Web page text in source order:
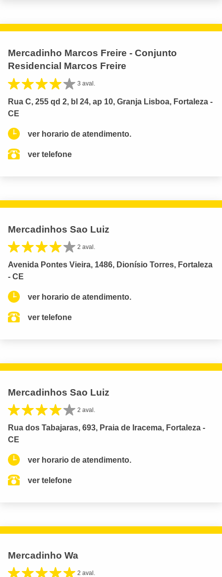
Mercadinho Marcos Freire - Conjunto
Residencial Marcos Freire
3 aval.
Rua C, 255 qd 2, bl 24, ap 10, Granja Lisboa, Fortaleza -
CE
ver horario de atendimento.
ver telefone
Mercadinhos Sao Luiz
2 aval.
Avenida Pontes Vieira, 1486, Dionísio Torres, Fortaleza
- CE
ver horario de atendimento.
ver telefone
Mercadinhos Sao Luiz
2 aval.
Rua dos Tabajaras, 693, Praia de Iracema, Fortaleza -
CE
ver horario de atendimento.
ver telefone
Mercadinho Wa
2 aval.